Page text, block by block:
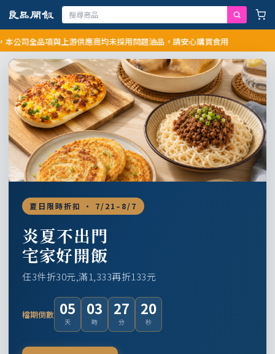
全品項與上游供應商均未採用問題油品，請安心購買食用
夏日限時折扣 · 7/21–8/7
炎夏不出門
宅家好開飯
任3件折30元,滿1,333再折133元
檔期倒數 05
天
03
時
27
分
19
秒